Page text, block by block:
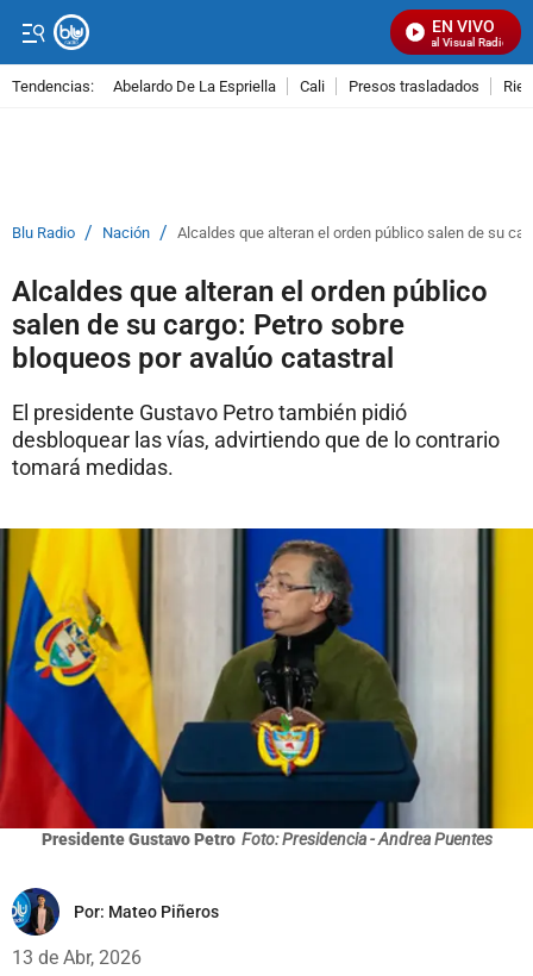
EN VIVO
Señal Visual Radio
Tendencias: Abelardo De La Espriella Cali Presos trasladados
Blu Radio / Nación / Alcaldes que alteran el orden público salen de su
Alcaldes que alteran el orden público
salen de su cargo: Petro sobre
bloqueos por avalúo catastral
El presidente Gustavo Petro también pidió
desbloquear las vías, advirtiendo que de lo contrario
tomará medidas.
Presidente Gustavo Petro Foto: Presidencia - Andrea Puentes
Por: Mateo Piñeros
13 de Abr, 2026